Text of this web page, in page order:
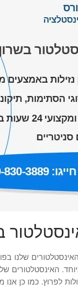
שלנו
לפרוץ. כמו כן אנו